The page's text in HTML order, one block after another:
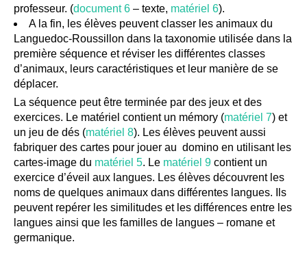
professeur. (document 6 – texte, matériel 6).
A la fin, les élèves peuvent classer les animaux du
Languedoc-Roussillon dans la taxonomie utilisée dans la
première séquence et réviser les différentes classes
d’animaux, leurs caractéristiques et leur manière de se
déplacer.
La séquence peut être terminée par des jeux et des
exercices. Le matériel contient un mémory (matériel 7) et
un jeu de dés (matériel 8). Les élèves peuvent aussi
fabriquer des cartes pour jouer au domino en utilisant les
cartes-image du matériel 5. Le matériel 9 contient un
exercice d’éveil aux langues. Les élèves découvrent les
noms de quelques animaux dans différentes langues. Ils
peuvent repérer les similitudes et les différences entre les
langues ainsi que les familles de langues – romane et
germanique.